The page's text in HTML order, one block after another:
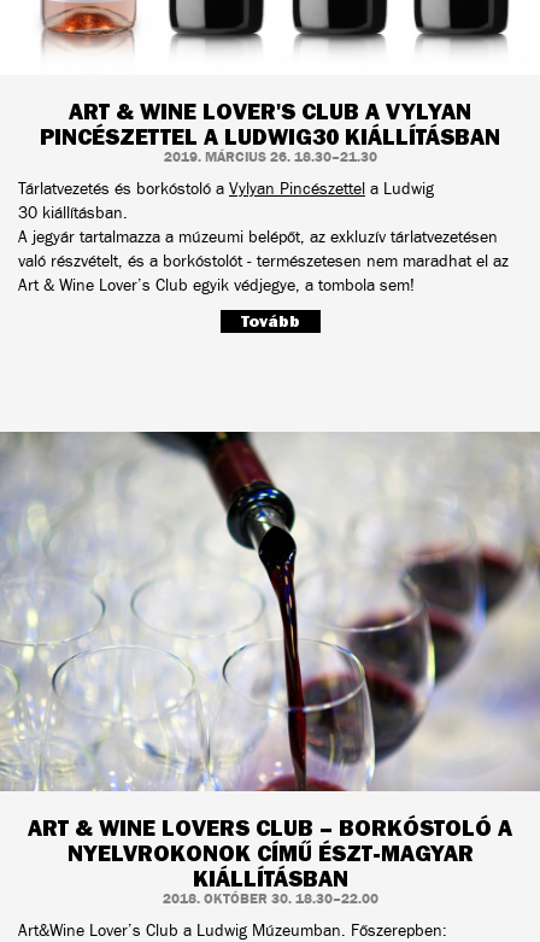
ART & WINE LOVER'S CLUB A VYLYAN
PINCÉSZETTEL A LUDWIG30 KIÁLLÍTÁSBAN
2019. MÁRCIUS 26. 18.30–21.30
Tárlatvezetés és borkóstoló a Vylyan Pincészettel a Ludwig
30 kiállításban.
A jegyár tartalmazza a múzeumi belépőt, az exkluzív tárlatvezetésen
való részvételt, és a borkóstolót - természetesen nem maradhat el az
Art & Wine Lover’s Club egyik védjegye, a tombola sem!
Tovább
ART & WINE LOVERS CLUB – BORKÓSTOLÓ A
NYELVROKONOK CÍMŰ ÉSZT-MAGYAR
KIÁLLÍTÁSBAN
2018. OKTÓBER 30. 18.30–22.00
Art&Wine Lover’s Club a Ludwig Múzeumban. Főszerepben: